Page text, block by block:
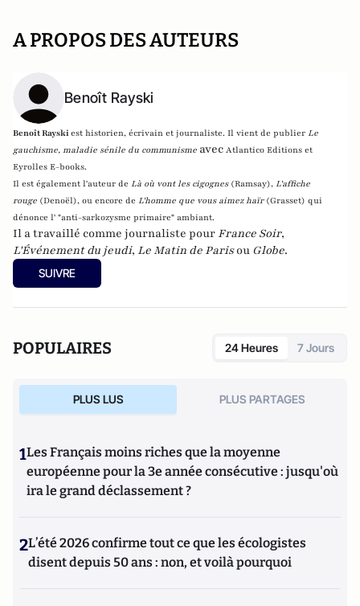
A PROPOS DES AUTEURS
Benoît Rayski
Benoît Rayskiest historien, écrivain et journaliste. Il vient de publier Le
gauchisme, maladie sénile du communisme avec Atlantico Editions et
Eyrolles E-books.
Il est également l'auteur de Là où vont les cigognes (Ramsay), L'affiche
rouge (Denoël), ou encore de L'homme que vous aimez haïr (Grasset) qui
dénonce l' "anti-sarkozysme primaire" ambiant.
Il a travaillé comme journaliste pour France Soir,
L'Événement du jeudi, Le Matin de Parisou Globe.
SUIVRE
POPULAIRES 24 Heures 7 Jours
PLUS LUS PLUS PARTAGES
1Les Français moins riches que la moyenne
européenne pour la 3e année consécutive : jusqu'où
ira le grand déclassement ?
2L’été 2026 confirme tout ce que les écologistes
disent depuis 50 ans : non, et voilà pourquoi